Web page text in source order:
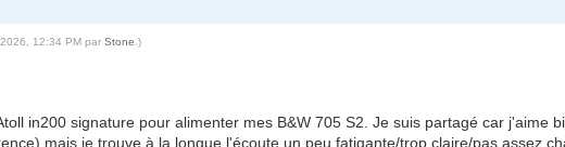
12:34 PM par Stone .)
in200 signature pour alimenter mes B&W 705 S2. Je suis partagé car j'aime
mais je trouve à la longue l'écoute un peu fatigante/trop claire/pas assez